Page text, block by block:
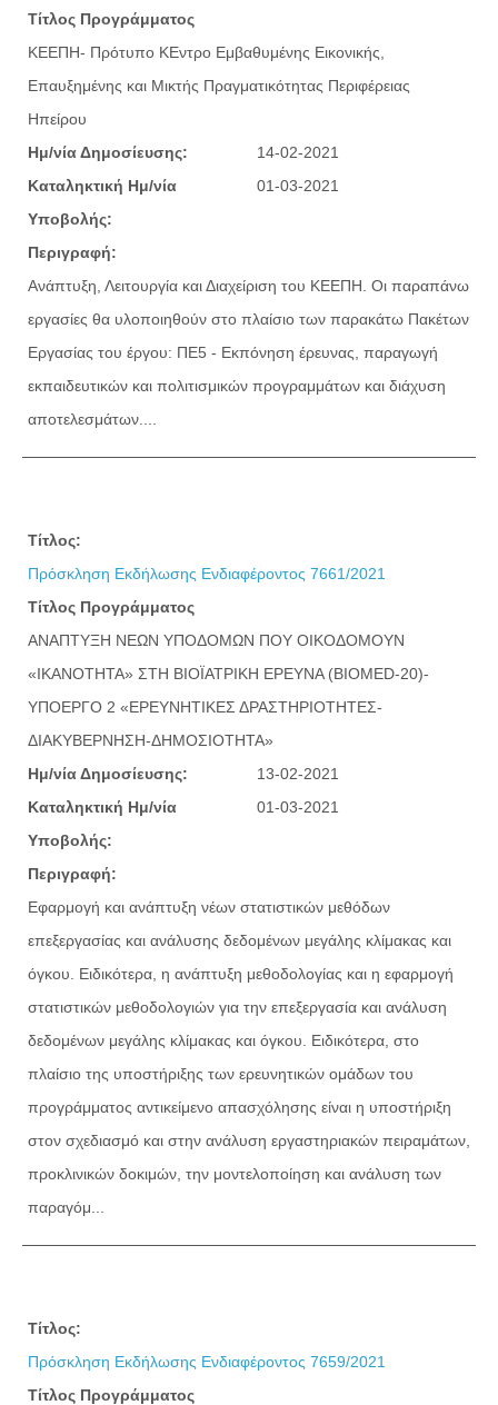
Τίτλος Προγράμματος
ΚΕΕΠΗ- Πρότυπο ΚΕντρο Εμβαθυμένης Εικονικής,
Επαυξημένης και Μικτής Πραγματικότητας Περιφέρειας
Ηπείρου
Ημ/νία Δημοσίευσης:
14-02-2021
Καταληκτική Ημ/νία
Υποβολής:
01-03-2021
Περιγραφή:
Ανάπτυξη, Λειτουργία και Διαχείριση του ΚΕΕΠΗ. Οι παραπάνω
εργασίες θα υλοποιηθούν στο πλαίσιο των παρακάτω Πακέτων
Εργασίας του έργου: ΠΕ5 - Εκπόνηση έρευνας, παραγωγή
εκπαιδευτικών και πολιτισμικών προγραμμάτων και διάχυση
αποτελεσμάτων....
Τίτλος:
Πρόσκληση Εκδήλωσης Ενδιαφέροντος 7661/2021
Τίτλος Προγράμματος
ΑΝΑΠΤΥΞΗ ΝΕΩΝ ΥΠΟΔΟΜΩΝ ΠΟΥ ΟΙΚΟΔΟΜΟΥΝ
«ΙΚΑΝΟΤΗΤΑ» ΣΤΗ ΒΙΟΪΑΤΡΙΚΗ ΕΡΕΥΝΑ (BIOMED-20)-
ΥΠΟΕΡΓΟ 2 «ΕΡΕΥΝΗΤΙΚΕΣ ΔΡΑΣΤΗΡΙΟΤΗΤΕΣ-
ΔΙΑΚΥΒΕΡΝΗΣΗ-ΔΗΜΟΣΙΟΤΗΤΑ»
Ημ/νία Δημοσίευσης:
13-02-2021
Καταληκτική Ημ/νία
Υποβολής:
01-03-2021
Περιγραφή:
Εφαρμογή και ανάπτυξη νέων στατιστικών μεθόδων
επεξεργασίας και ανάλυσης δεδομένων μεγάλης κλίμακας και
όγκου. Ειδικότερα, η ανάπτυξη μεθοδολογίας και η εφαρμογή
στατιστικών μεθοδολογιών για την επεξεργασία και ανάλυση
δεδομένων μεγάλης κλίμακας και όγκου. Ειδικότερα, στο
πλαίσιο της υποστήριξης των ερευνητικών ομάδων του
προγράμματος αντικείμενο απασχόλησης είναι η υποστήριξη
στον σχεδιασμό και στην ανάλυση εργαστηριακών πειραμάτων,
προκλινικών δοκιμών, την μοντελοποίηση και ανάλυση των
παραγόμ...
Τίτλος:
Πρόσκληση Εκδήλωσης Ενδιαφέροντος 7659/2021
Τίτλος Προγράμματος